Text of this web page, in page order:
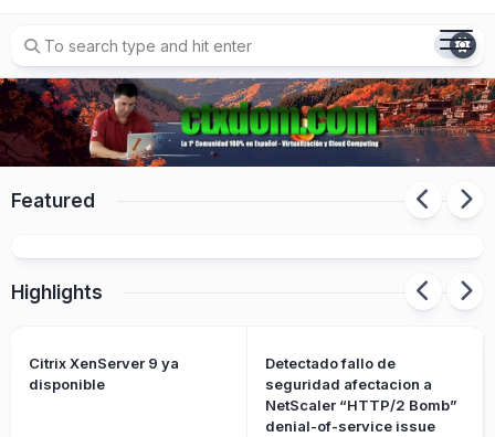
content
Featured
Citrix cambia el nombre a sus
Highlights
Citrix XenServer 9 ya
disponible
Detectado fallo de
seguridad afectacion a
NetScaler “HTTP/2 Bomb”
denial-of-service issue